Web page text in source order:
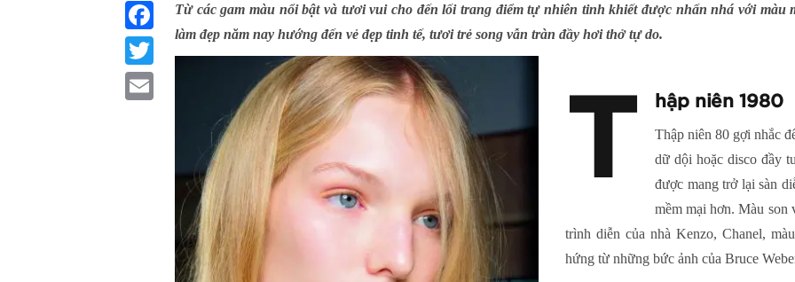
Từ các gam màu nổi bật và tươi vui cho đến lối trang điểm tự nhiên tinh khiết được nhấn nhá với màu
làm đẹp năm nay hướng đến vẻ đẹp tinh tế, tươi trẻ song vẫn tràn đầy hơi thở tự do.
T hập niên 1980
Thập niên 80 gợi nhắc
dữ dội hoặc disco đầy
được mang trở lại sàn
mềm mại hơn. Màu son
trình diễn của nhà Kenzo, Chanel,
hứng từ những bức ảnh của Bruce
Facebook
Twitter